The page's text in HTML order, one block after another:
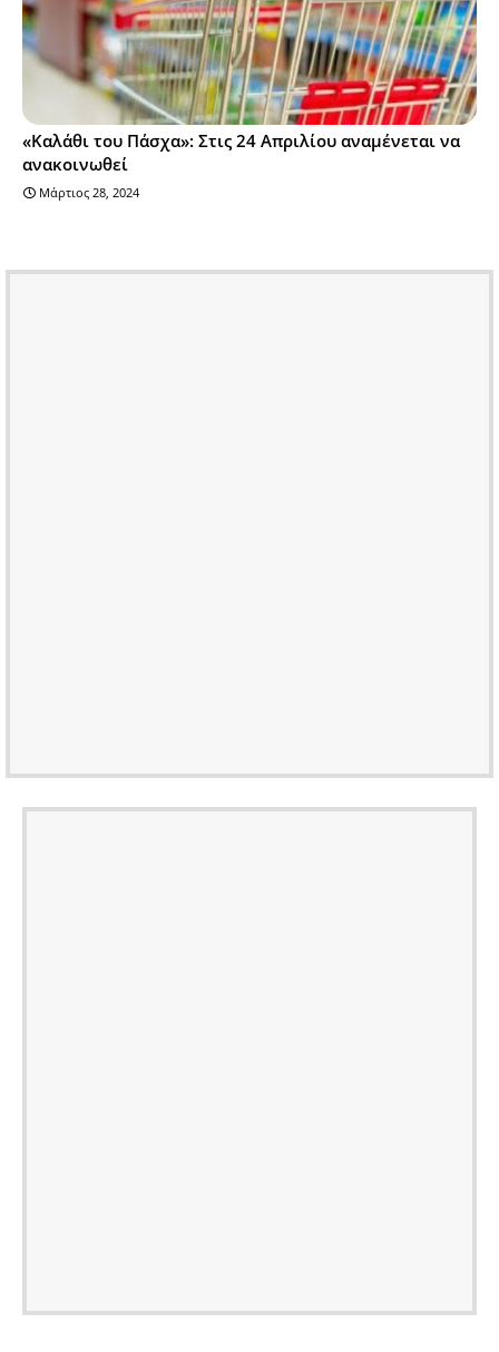
«Καλάθι του Πάσχα»: Στις 24 Απριλίου αναμένεται να
ανακοινωθεί
Μάρτιος 28, 2024